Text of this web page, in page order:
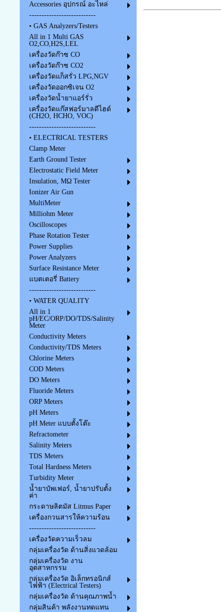
Accessories อุปกรณ์ อะไหล่
---------------------------
• GAS Analyzers/Testers
All in 1 Multi GAS
O2,CO,H2S,LEL
เครื่องวัดก๊าซ CO
เครื่องวัดก๊าซ CO2
เครื่องวัดแก็สรั่ว LPG,NGV
เครื่องวัดออกซิเจน O2
เครื่องวัดน้ำยาแอร์รั่ว
เครื่องวัดแก๊สฟอร์มาลดีไฮด์
(CH2O, HCHO, VOC)
---------------------------
• ELECTRICAL TESTERS
Clamp Meter
Earth Ground Tester
Electrostatic Field Meter
Insulation, MΩ Tester
Ionizer Air Gun
MultiMeter
Milliohm Meter
Oscilloscopes
Phase Rotation Tester
Power Supplies
Power Analyzers
Surface Resistance Meter
แบตเตอรี่ Battery
---------------------------
• WATER QUALITY
All in 1
pH/EC/ORP/DO/TDS/Salinity
Meter
Conductivity Meters
Conductivity/TDS Meters
Chlorine Meters
COD Meters
DO Meters
Fluoride Meters
ORP Meters
pH Meters
pH Meter แบบตั้งโต๊ะ
Refractometer
Salinity Meters
TDS Meters
Total Hardness Meters
Turbidity Meter
น้ำยาบัพเฟอร์, น้ำยาปรับตั้ง
ค่า
กระดาษลิตมัส Litmus Paper
เครื่องกวนสารให้ความร้อน
---------------------------
เครื่องวัดความเร็วลม
กลุ่มเครื่องวัด ด้านสิ่งแวดล้อม
กลุ่มเครื่องวัด งาน
อุตสาหกรรม
กลุ่มเครื่องวัด อิเล็กทรอนิกส์
ไฟฟ้า (Electrical Testers)
กลุ่มเครื่องวัด ด้านคุณภาพน้ำ
กลุ่มสินค้า พลังงานทดแทน